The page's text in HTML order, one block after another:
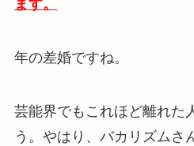
ます。
年の差婚ですね。
芸能界でもこれほど離れた
う。やはり、バカリズムさ